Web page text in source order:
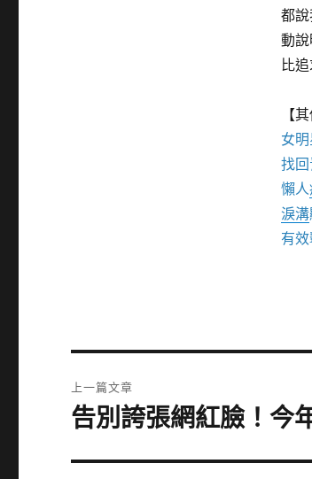
都
動
比
【
女
找
懶人
淚溝
有
章
上一篇文章
上
篇
告別誇張網紅臉！今